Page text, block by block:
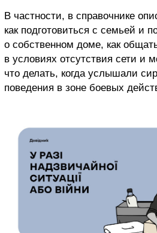
В частности, в справочнике
как подготовиться с семьей и
о собственном доме, как
в условиях отсутствия сети и
что делать, когда услышали
поведения в зоне боевых